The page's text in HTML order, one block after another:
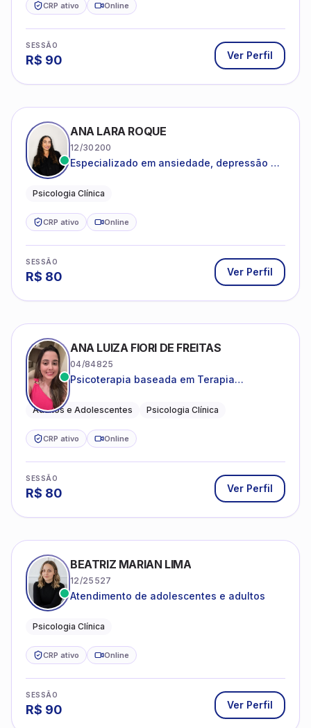
CRP ativo Online
SESSÃO
R$ 90 Ver Perfil
ANA LARA ROQUE
12/30200
Especializado em ansiedade, depressão e
Psicologia Clínica
CRP ativo Online
SESSÃO
R$ 80 Ver Perfil
ANA LUIZA FIORI DE FREITAS
04/84825
Psicoterapia baseada em Terapia
Adultos e Adolescentes Psicologia Clínica
CRP ativo Online
SESSÃO
R$ 80 Ver Perfil
BEATRIZ MARIAN LIMA
12/25527
Atendimento de adolescentes e adultos
Psicologia Clínica
CRP ativo Online
SESSÃO
R$ 90 Ver Perfil